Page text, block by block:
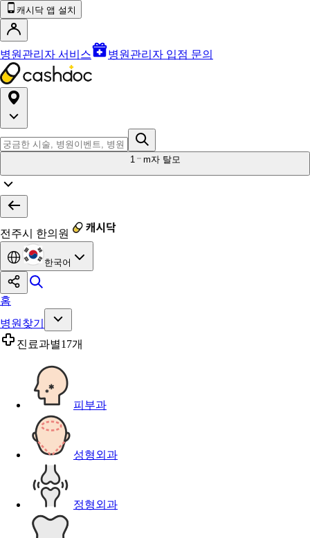
캐시닥 앱 설치
병원관리자 서비스 병원관리자 입점 문의
1 m자 탈모
전주시 한의원
한국어
홈
병원찾기
진료과별17개
피부과
성형외과
정형외과